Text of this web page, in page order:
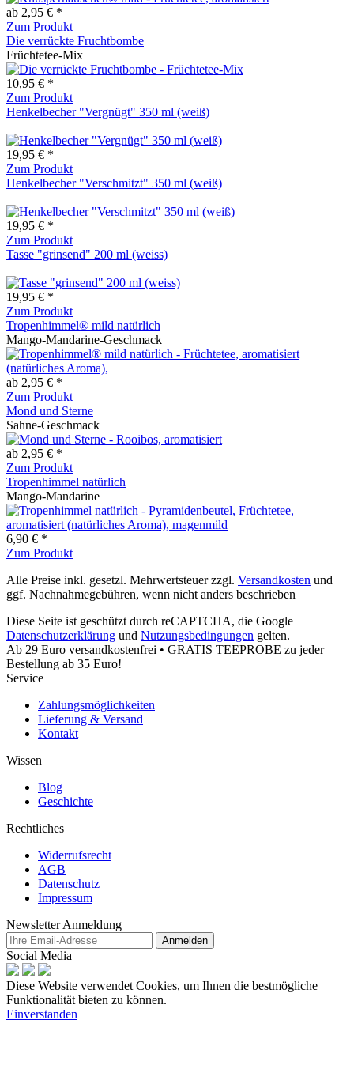
ab 2,95 € *
Zum Produkt
Die verrückte Fruchtbombe
Früchtetee-Mix
10,95 € *
Zum Produkt
Henkelbecher "Vergnügt" 350 ml (weiß)
19,95 € *
Zum Produkt
Henkelbecher "Verschmitzt" 350 ml (weiß)
19,95 € *
Zum Produkt
Tasse "grinsend" 200 ml (weiss)
19,95 € *
Zum Produkt
Tropenhimmel® mild natürlich
Mango-Mandarine-Geschmack
ab 2,95 € *
Zum Produkt
Mond und Sterne
Sahne-Geschmack
ab 2,95 € *
Zum Produkt
Tropenhimmel natürlich
Mango-Mandarine
6,90 € *
Zum Produkt
Alle Preise inkl. gesetzl. Mehrwertsteuer zzgl. Versandkosten und
ggf. Nachnahmegebühren, wenn nicht anders beschrieben
Diese Seite ist geschützt durch reCAPTCHA, die Google
Datenschutzerklärung und Nutzungsbedingungen gelten.
Ab 29 Euro versandkostenfrei • GRATIS TEEPROBE zu jeder
Bestellung ab 35 Euro!
Service
Zahlungsmöglichkeiten
Lieferung & Versand
Kontakt
Wissen
Blog
Geschichte
Rechtliches
Widerrufsrecht
AGB
Datenschutz
Impressum
Newsletter Anmeldung
Anmelden
Social Media
Diese Website verwendet Cookies, um Ihnen die bestmögliche
Funktionalität bieten zu können.
Einverstanden